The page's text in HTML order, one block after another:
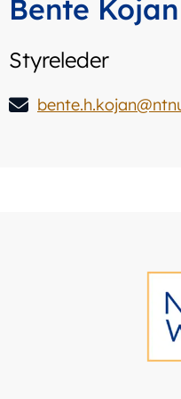
Bente Kojan
Styreleder